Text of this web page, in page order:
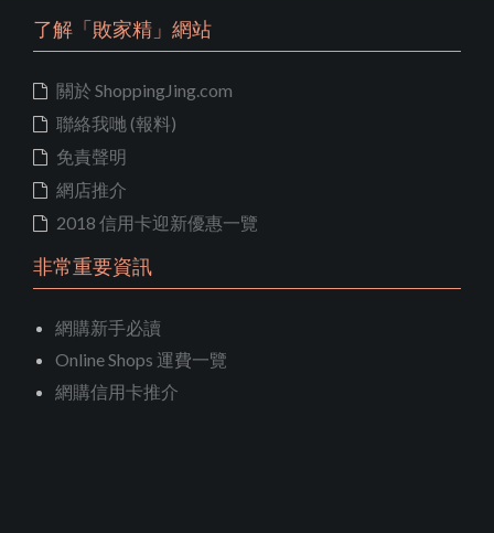
了解「敗家精」網站
關於 ShoppingJing.com
聯絡我哋 (報料)
免責聲明
網店推介
2018 信用卡迎新優惠一覽
非常重要資訊
網購新手必讀
Online Shops 運費一覽
網購信用卡推介